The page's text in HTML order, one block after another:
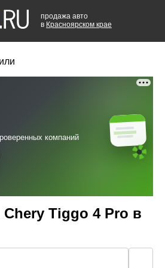
продажа авто
в Красноярском крае
Tiggo 4 Pro в